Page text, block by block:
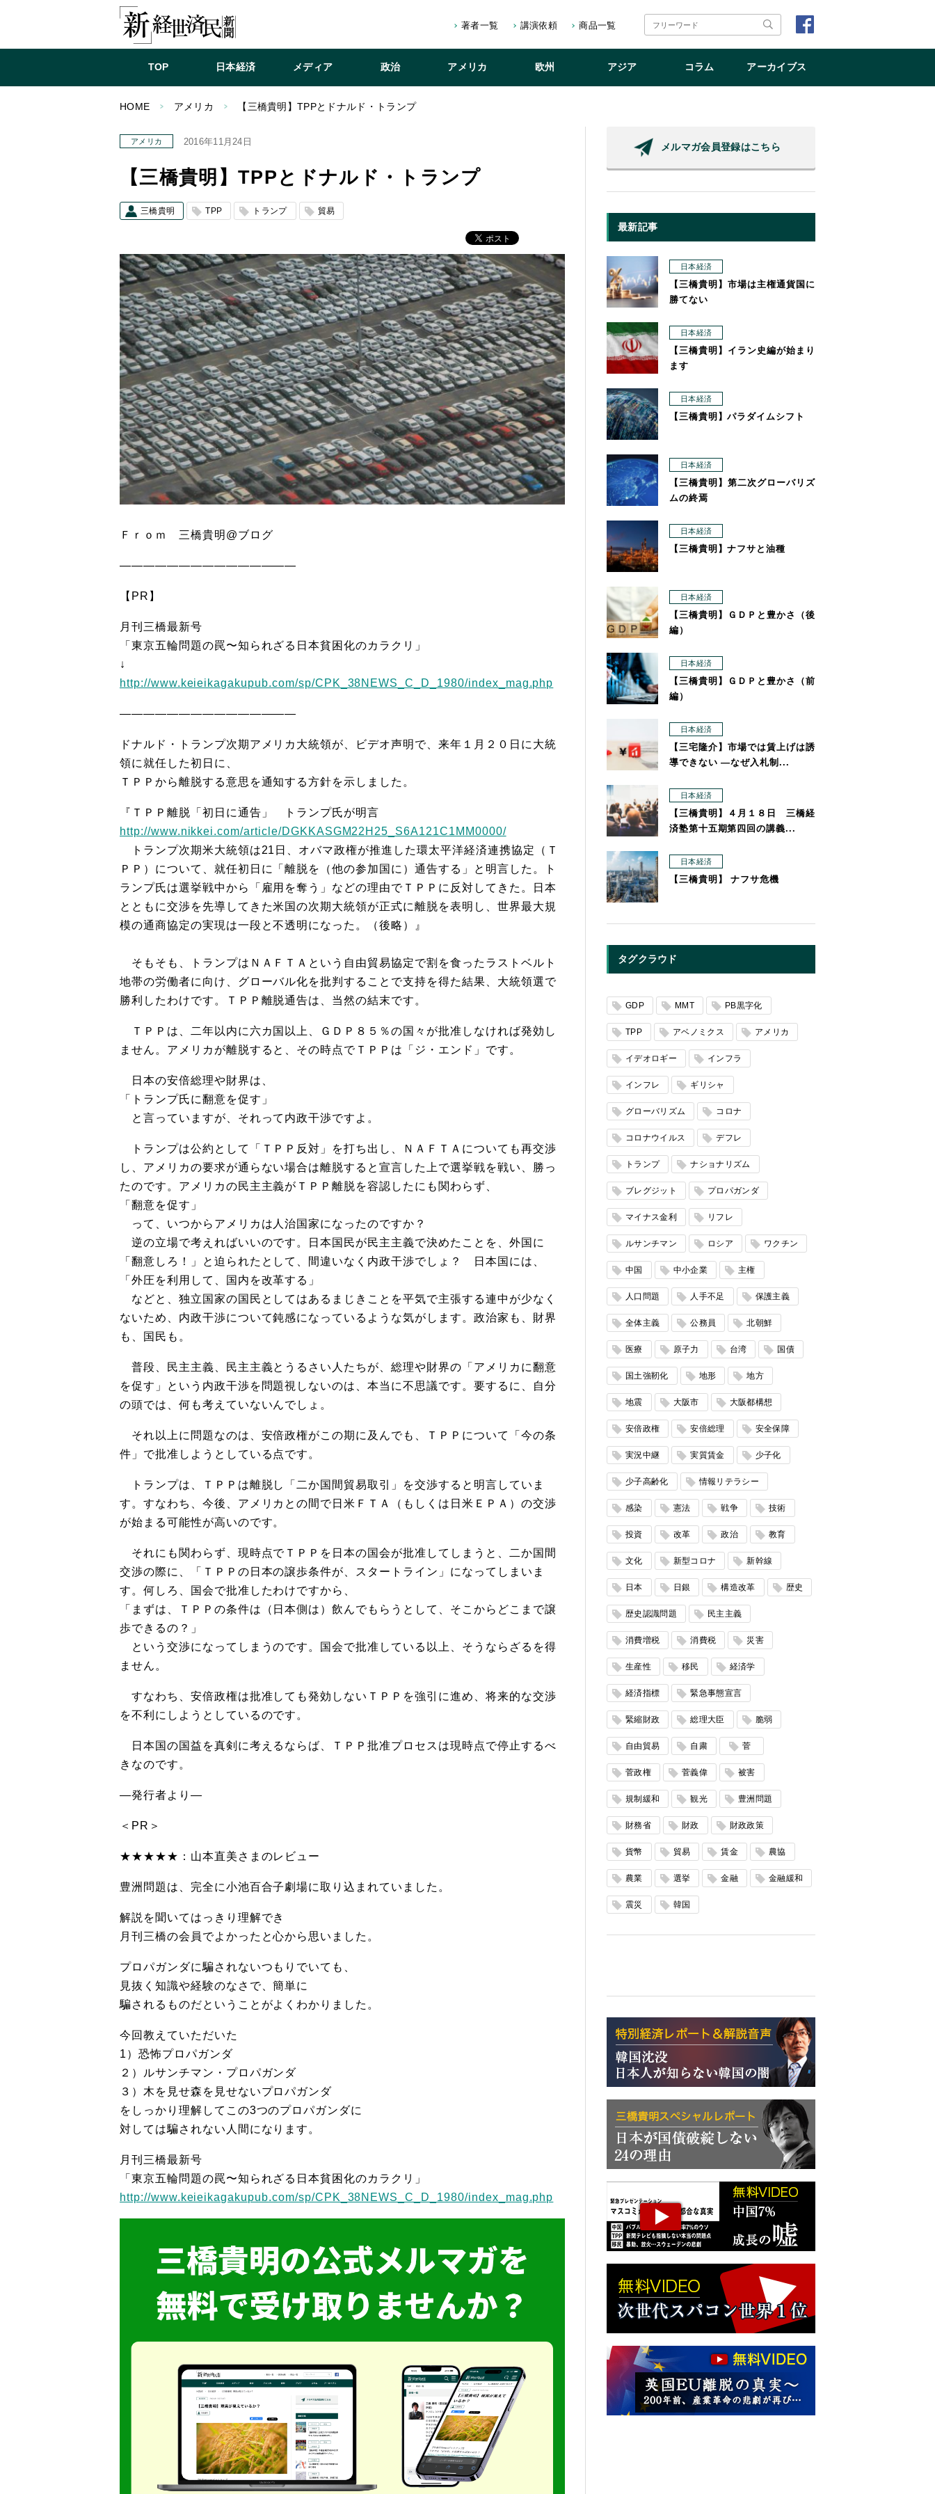
TOP 日本経済 メディア 政治 アメリカ 欧州 アジア コラム アーカイブス
著者一覧 講演依頼 商品一覧
HOME アメリカ 【三橋貴明】TPPとドナルド・トランプ
アメリカ 2016年11月24日
【三橋貴明】TPPとドナルド・トランプ
三橋貴明 TPP トランプ 貿易
Ｆｒｏｍ 三橋貴明@ブログ
———————————————
【PR】
月刊三橋最新号
「東京五輪問題の罠〜知られざる日本貧困化のカラクリ」
↓
http://www.keieikagakupub.com/sp/CPK_38NEWS_C_D_1980/index_mag.php
———————————————
ドナルド・トランプ次期アメリカ大統領が、ビデオ声明で、来年１月２０日に大統
領に就任した初日に、
ＴＰＰから離脱する意思を通知する方針を示しました。
『ＴＰＰ離脱「初日に通告」 トランプ氏が明言
http://www.nikkei.com/article/DGKKASGM22H25_S6A121C1MM0000/
トランプ次期米大統領は21日、オバマ政権が推進した環太平洋経済連携協定（Ｔ
ＰＰ）について、就任初日に「離脱を（他の参加国に）通告する」と明言した。ト
ランプ氏は選挙戦中から「雇用を奪う」などの理由でＴＰＰに反対してきた。日本
とともに交渉を先導してきた米国の次期大統領が正式に離脱を表明し、世界最大規
模の通商協定の実現は一段と不透明になった。（後略）』
そもそも、トランプはＮＡＦＴＡという自由貿易協定で割を食ったラストベルト
地帯の労働者に向け、グローバル化を批判することで支持を得た結果、大統領選で
勝利したわけです。ＴＰＰ離脱通告は、当然の結末です。
ＴＰＰは、二年以内に六カ国以上、ＧＤＰ８５％の国々が批准しなければ発効し
ません。アメリカが離脱すると、その時点でＴＰＰは「ジ・エンド」です。
日本の安倍総理や財界は、
「トランプ氏に翻意を促す」
と言っていますが、それって内政干渉ですよ。
トランプは公約として「ＴＰＰ反対」を打ち出し、ＮＡＦＴＡについても再交渉
し、アメリカの要求が通らない場合は離脱すると宣言した上で選挙戦を戦い、勝っ
たのです。アメリカの民主主義がＴＰＰ離脱を容認したにも関わらず、
「翻意を促す」
って、いつからアメリカは人治国家になったのですか？
逆の立場で考えればいいのです。日本国民が民主主義で決めたことを、外国に
「翻意しろ！」と迫られたとして、間違いなく内政干渉でしょ？ 日本国には、
「外圧を利用して、国内を改革する」
などと、独立国家の国民としてはあるまじきことを平気で主張する連中が少なく
ないため、内政干渉について鈍感になっているような気がします。政治家も、財界
も、国民も。
普段、民主主義、民主主義とうるさい人たちが、総理や財界の「アメリカに翻意
を促す」という内政干渉を問題視しないのは、本当に不思議です。要するに、自分
の頭では、何も考えていないんでしょ。
それ以上に問題なのは、安倍政権がこの期に及んでも、ＴＰＰについて「今の条
件」で批准しようとしている点です。
トランプは、ＴＰＰは離脱し「二か国間貿易取引」を交渉すると明言していま
す。すなわち、今後、アメリカとの間で日米ＦＴＡ（もしくは日米ＥＰＡ）の交渉
が始まる可能性が高いのです。
それにも関わらず、現時点でＴＰＰを日本の国会が批准してしまうと、二か国間
交渉の際に、「ＴＰＰの日本の譲歩条件が、スタートライン」になってしまいま
す。何しろ、国会で批准したわけですから、
「まずは、ＴＰＰの条件は（日本側は）飲んでもらうとして、そこからどこまで譲
歩できるの？」
という交渉になってしまうのです。国会で批准している以上、そうならざるを得
ません。
すなわち、安倍政権は批准しても発効しないＴＰＰを強引に進め、将来的な交渉
を不利にしようとしているのです。
日本国の国益を真剣に考えるならば、ＴＰＰ批准プロセスは現時点で停止するべ
きなのです。
—発行者より—
＜PR＞
★★★★★：山本直美さまのレビュー
豊洲問題は、完全に小池百合子劇場に取り込まれていました。
解説を聞いてはっきり理解でき
月刊三橋の会員でよかったと心から思いました。
プロパガンダに騙されないつもりでいても、
見抜く知識や経験のなさで、簡単に
騙されるものだということがよくわかりました。
今回教えていただいた
1）恐怖プロパガンダ
２）ルサンチマン・プロパガンダ
３）木を見せ森を見せないプロパガンダ
をしっかり理解してこの3つのプロパガンダに
対しては騙されない人間になります。
月刊三橋最新号
「東京五輪問題の罠〜知られざる日本貧困化のカラクリ」
http://www.keieikagakupub.com/sp/CPK_38NEWS_C_D_1980/index_mag.php
メルマガ会員登録はこちら
最新記事
日本経済
【三橋貴明】市場は主権通貨国に
勝てない
日本経済
【三橋貴明】イラン史編が始まり
ます
日本経済
【三橋貴明】パラダイムシフト
日本経済
【三橋貴明】第二次グローバリズ
ムの終焉
日本経済
【三橋貴明】ナフサと油種
日本経済
【三橋貴明】ＧＤＰと豊かさ（後
編）
日本経済
【三橋貴明】ＧＤＰと豊かさ（前
編）
日本経済
【三宅隆介】市場では賃上げは誘
導できない ―なぜ入札制...
日本経済
【三橋貴明】４月１８日 三橋経
済塾第十五期第四回の講義...
日本経済
【三橋貴明】 ナフサ危機
タグクラウド
GDP MMT PB黒字化
TPP アベノミクス アメリカ
イデオロギー インフラ
インフレ ギリシャ
グローバリズム コロナ
コロナウイルス デフレ
トランプ ナショナリズム
ブレグジット プロパガンダ
マイナス金利 リフレ
ルサンチマン ロシア ワクチン
中国 中小企業 主権
人口問題 人手不足 保護主義
全体主義 公務員 北朝鮮
医療 原子力 台湾 国債
国土強靭化 地形 地方
地震 大阪市 大阪都構想
安倍政権 安倍総理 安全保障
実況中継 実質賃金 少子化
少子高齢化 情報リテラシー
感染 憲法 戦争 技術
投資 改革 政治 教育
文化 新型コロナ 新幹線
日本 日銀 構造改革 歴史
歴史認識問題 民主主義
消費増税 消費税 災害
生産性 移民 経済学
経済指標 緊急事態宣言
緊縮財政 総理大臣 脆弱
自由貿易 自粛 菅
菅政権 菅義偉 被害
規制緩和 観光 豊洲問題
財務省 財政 財政政策
貨幣 貿易 賃金 農協
農業 選挙 金融 金融緩和
震災 韓国